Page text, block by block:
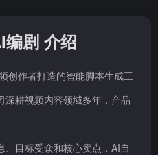
剧 介绍
创作者打造的智能脚本生成工
耕视频内容领域多年，产品
目标受众和核心卖点，AI自